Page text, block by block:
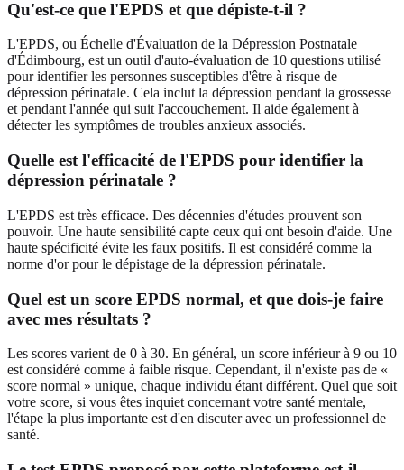
Qu'est‑ce que l'EPDS et que dépiste‑t‑il ?
L'EPDS, ou Échelle d'Évaluation de la Dépression Postnatale
d'Édimbourg, est un outil d'auto‑évaluation de 10 questions utilisé
pour identifier les personnes susceptibles d'être à risque de
dépression périnatale. Cela inclut la dépression pendant la grossesse
et pendant l'année qui suit l'accouchement. Il aide également à
détecter les symptômes de troubles anxieux associés.
Quelle est l'efficacité de l'EPDS pour identifier la
dépression périnatale ?
L'EPDS est très efficace. Des décennies d'études prouvent son
pouvoir. Une haute sensibilité capte ceux qui ont besoin d'aide. Une
haute spécificité évite les faux positifs. Il est considéré comme la
norme d'or pour le dépistage de la dépression périnatale.
Quel est un score EPDS normal, et que dois‑je faire
avec mes résultats ?
Les scores varient de 0 à 30. En général, un score inférieur à 9 ou 10
est considéré comme à faible risque. Cependant, il n'existe pas de «
score normal » unique, chaque individu étant différent. Quel que soit
votre score, si vous êtes inquiet concernant votre santé mentale,
l'étape la plus importante est d'en discuter avec un professionnel de
santé.